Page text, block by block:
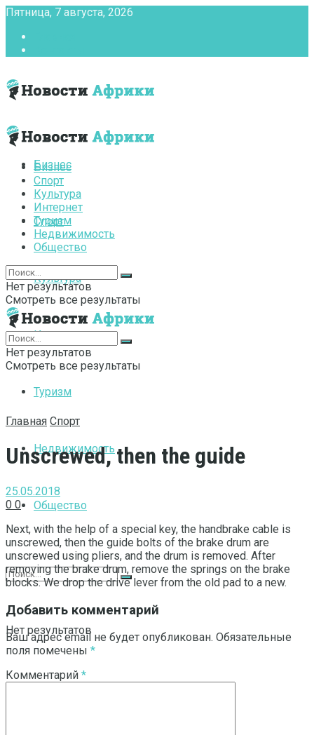
Пятница, 7 августа, 2026
Бизнес
Спорт
Культура
Интернет
Туризм
Недвижимость
Общество
Нет результатов
Смотреть все результаты
Бизнес
Спорт
Культура
Интернет
Туризм
Недвижимость
Общество
Нет результатов
Смотреть все результаты
Нет результатов
Смотреть все результаты
Главная Спорт
Unscrewed, then the guide
25.05.2018
0 0
Next, with the help of a special key, the handbrake cable is
unscrewed, then the guide bolts of the brake drum are
unscrewed using pliers, and the drum is removed. After
removing the brake drum, remove the springs on the brake
blocks. We drop the drive lever from the old pad to a new.
Добавить комментарий
Ваш адрес email не будет опубликован. Обязательные
поля помечены *
Комментарий *